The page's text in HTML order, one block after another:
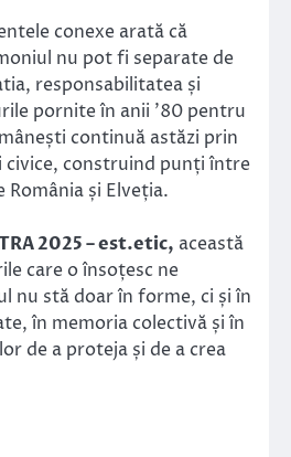
conexe arată că
nu pot fi separate de
responsabilitatea și
pornite în anii ’80 pentru
continuă astăzi prin
civice, construind punți între
și Elveția.
2025 – est.etic, această
care o însoțesc ne
nu stă doar în forme, ci și în
în memoria colectivă și în
de a proteja și de a crea